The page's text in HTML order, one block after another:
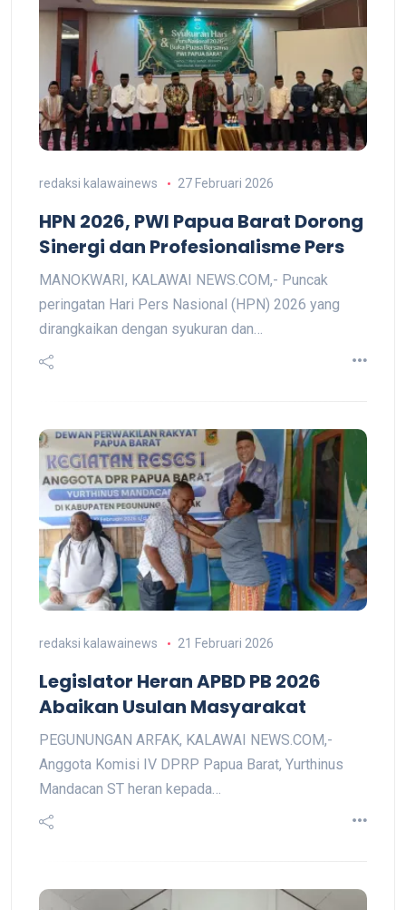
redaksi kalawainews 27 Februari 2026
HPN 2026, PWI Papua Barat Dorong
Sinergi dan Profesionalisme Pers
MANOKWARI, KALAWAI NEWS.COM,- Puncak
peringatan Hari Pers Nasional (HPN) 2026 yang
dirangkaikan dengan syukuran dan…
redaksi kalawainews 21 Februari 2026
Legislator Heran APBD PB 2026
Abaikan Usulan Masyarakat
PEGUNUNGAN ARFAK, KALAWAI NEWS.COM,-
Anggota Komisi IV DPRP Papua Barat, Yurthinus
Mandacan ST heran kepada…